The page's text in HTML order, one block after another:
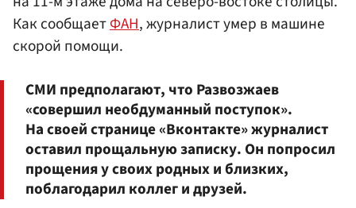
Как сообщаетФАН, журналист умер в машине
скорой помощи.
СМИ предполагают, что Развозжаев
«совершил необдуманный поступок».
На своей странице «Вконтакте» журналист
оставил прощальную записку. Он попросил
прощения у своих родных и близких,
поблагодарил коллег и друзей.